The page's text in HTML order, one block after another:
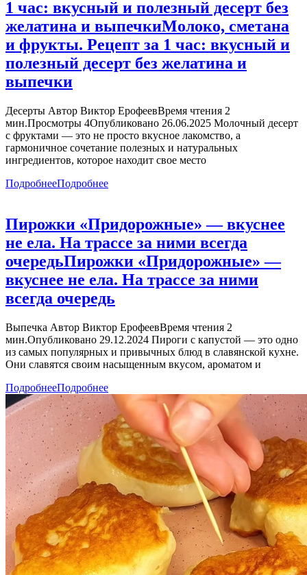
1 час: вкусный и полезный десерт без
желатина и выпечкиМолоко, сметана
и фрукты. Рецепт за 1 час: вкусный и
полезный десерт без желатина и
выпечки
Десерты Автор Виктор ЕрофеевВремя чтения 2
мин.Просмотры 4Опубликовано 26.06.2025 Молочный десерт
с фруктами — это не просто вкусное лакомство, а
гармоничное сочетание полезных и натуральных
ингредиентов, которое находит свое место
ПодробнееПодробнее
Пирожки «Придорожные» — вкуснее
не ела. На трассе за ними всегда
очередьПирожки «Придорожные» —
вкуснее не ела. На трассе за ними
всегда очередь
Выпечка Автор Виктор ЕрофеевВремя чтения 2
мин.Опубликовано 29.12.2024 Пироги с капустой — это одно
из самых популярных и привычных блюд в славянской кухне.
Они славятся своим насыщенным вкусом, ароматом и
ПодробнееПодробнее